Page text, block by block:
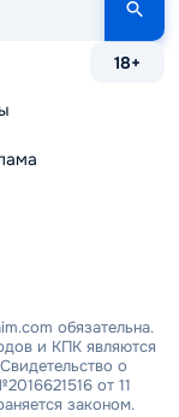
18+
обязательна.
и КПК являются
о
от 11
законом.